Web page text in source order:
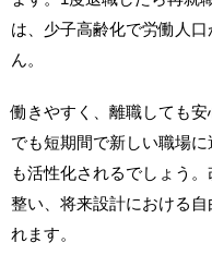
は、少子高齢化で労働人
ん。
働きやすく、離職しても
でも短期間で新しい職場
も活性化されるでしょう
整い、将来設計における
れます。